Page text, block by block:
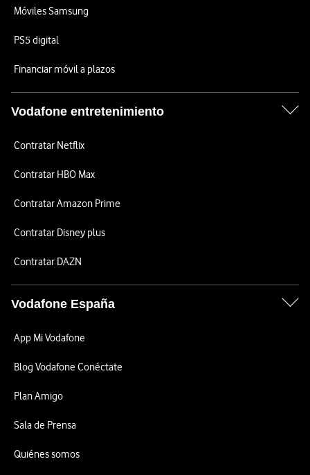
Móviles Samsung
PS5 digital
Financiar móvil a plazos
Vodafone entretenimiento
Contratar Netflix
Contratar HBO Max
Contratar Amazon Prime
Contratar Disney plus
Contratar DAZN
Vodafone España
App Mi Vodafone
Blog Vodafone Conéctate
Plan Amigo
Sala de Prensa
Quiénes somos